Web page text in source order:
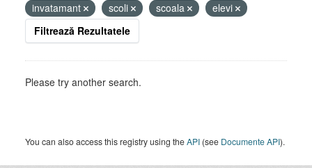
invatamant
scoli scoala
elevi
Filtrează Rezultatele
Please try another search.
You can also access this registry using theAPI (see Documente API).